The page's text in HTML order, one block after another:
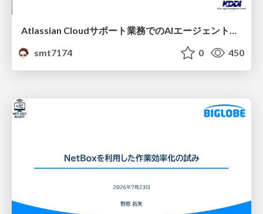
Atlassian Cloudサポート業務でのAIエージェント活用事例
smt7174
0 450